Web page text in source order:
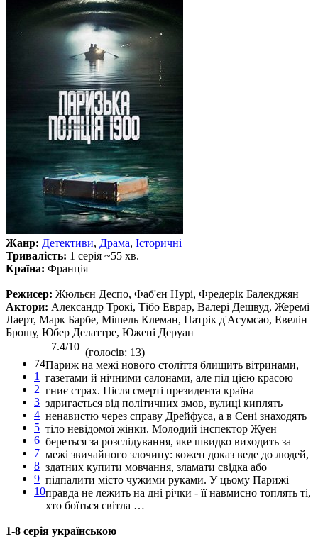
Жанр: Детективи, Драма, Історичні
Тривалість: 1 серія ~55 хв.
Країна: Франція
Режисер: Жюльєн Деспо, Фаб'єн Нурі, Фредерік Балекджян
Актори: Александр Трокі, Тібо Еврар, Валері Дешвуд, Жеремі
Лаерт, Марк Барбе, Мішель Клеман, Патрік д'Асумсао, Евелін
Брошу, Юбер Делаттре, Южені Деруан
74
1
2
3
4
5
6
7
8
9
10
7.4/10 (голосів: 13)
Париж на межі нового століття блищить вітринами,
газетами й нічними салонами, але під цією красою
гниє страх. Після смерті президента країна
здригається від політичних змов, вулиці киплять
ненавистю через справу Дрейфуса, а в Сені знаходять
тіло невідомої жінки. Молодий інспектор Жуен
береться за розслідування, яке швидко виходить за
межі звичайного злочину: кожен доказ веде до людей,
здатних купити мовчання, зламати свідка або
підпалити місто чужими руками. У цьому Парижі
правда не лежить на дні річки - її навмисно топлять ті,
хто боїться світла …
1-8 серія українською